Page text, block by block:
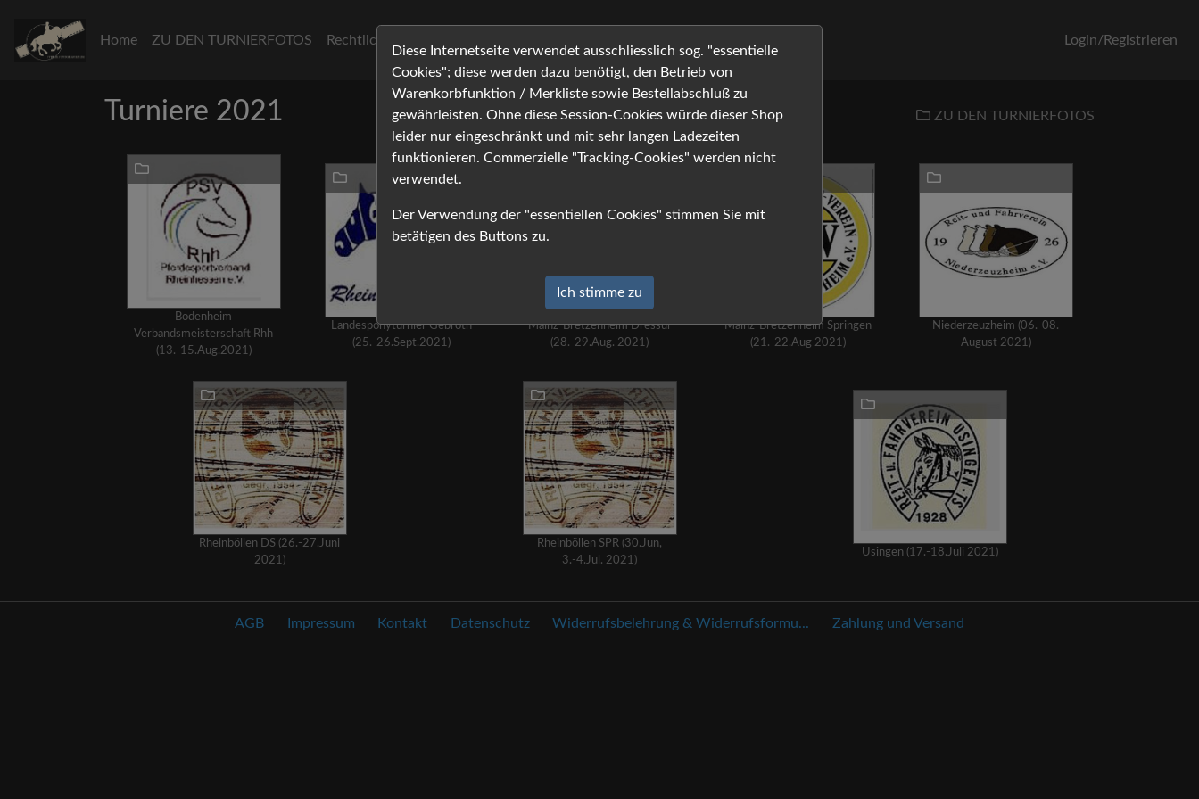
Home ZU DEN TURNIERFOTOS Rechtliche Informationen Login/Registrieren
ZU DEN TURNIERFOTOS
Turniere 2021
Bodenheim
Verbandsmeisterschaft Rhh
(13.-15.Aug.2021)
Landesponyturnier Gebroth
(25.-26.Sept.2021)
Mainz-Bretzenheim Dressur
(28.-29.Aug. 2021)
Mainz-Bretzenheim Springen
(21.-22.Aug 2021)
Niederzeuzheim (06.-08.
August 2021)
Rheinböllen DS (26.-27.Juni
2021)
Rheinböllen SPR (30.Jun,
3.-4.Jul. 2021)
Usingen (17.-18.Juli 2021)
Diese Internetseite verwendet ausschliesslich sog. "essentielle
Cookies"; diese werden dazu benötigt, den Betrieb von
Warenkorbfunktion / Merkliste sowie Bestellabschluß zu
gewährleisten. Ohne diese Session-Cookies würde dieser Shop
leider nur eingeschränkt und mit sehr langen Ladezeiten
funktionieren. Commerzielle "Tracking-Cookies" werden nicht
verwendet.
Der Verwendung der "essentiellen Cookies" stimmen Sie mit
betätigen des Buttons zu.
Ich stimme zu
AGB Impressum Kontakt Datenschutz Widerrufsbelehrung & Widerrufsformu... Zahlung und Versand